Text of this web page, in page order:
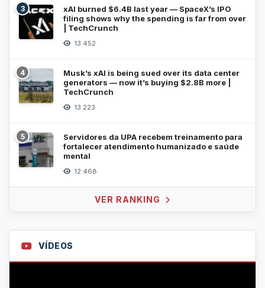
3
xAI burned $6.4B last year — SpaceX’s IPO
filing shows why the spending is far from over
| TechCrunch
13.452
4
Musk’s xAI is being sued over its data center
generators — now it’s buying $2.8B more |
TechCrunch
13.223
5
Servidores da UPA recebem treinamento para
fortalecer atendimento humanizado e saúde
mental
12.468
VER RANKING
VÍDEOS